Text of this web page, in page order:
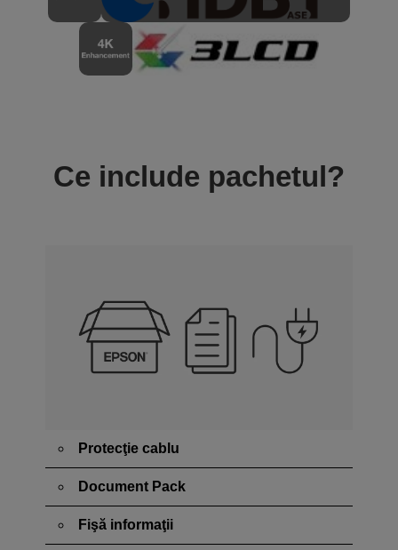
Ce include pachetul?
Protecţie cablu
Document Pack
Fişă informaţii